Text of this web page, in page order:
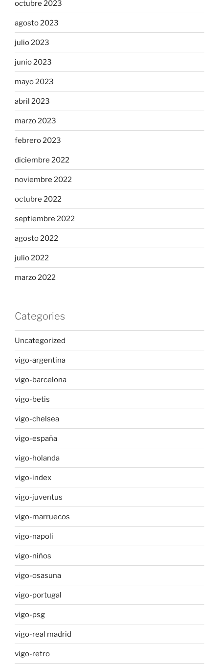
octubre 2023
agosto 2023
julio 2023
junio 2023
mayo 2023
abril 2023
marzo 2023
febrero 2023
diciembre 2022
noviembre 2022
octubre 2022
septiembre 2022
agosto 2022
julio 2022
marzo 2022
Categories
Uncategorized
vigo-argentina
vigo-barcelona
vigo-betis
vigo-chelsea
vigo-españa
vigo-holanda
vigo-index
vigo-juventus
vigo-marruecos
vigo-napoli
vigo-niños
vigo-osasuna
vigo-portugal
vigo-psg
vigo-real madrid
vigo-retro